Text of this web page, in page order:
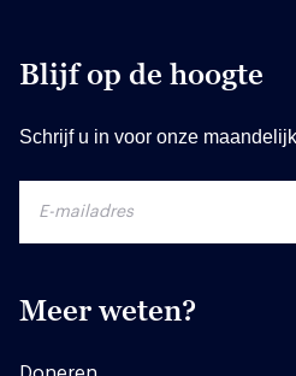
Blijf op de hoogte
Schrijf u in voor onze
Meer weten?